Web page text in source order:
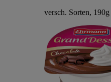
versch. Sorten,